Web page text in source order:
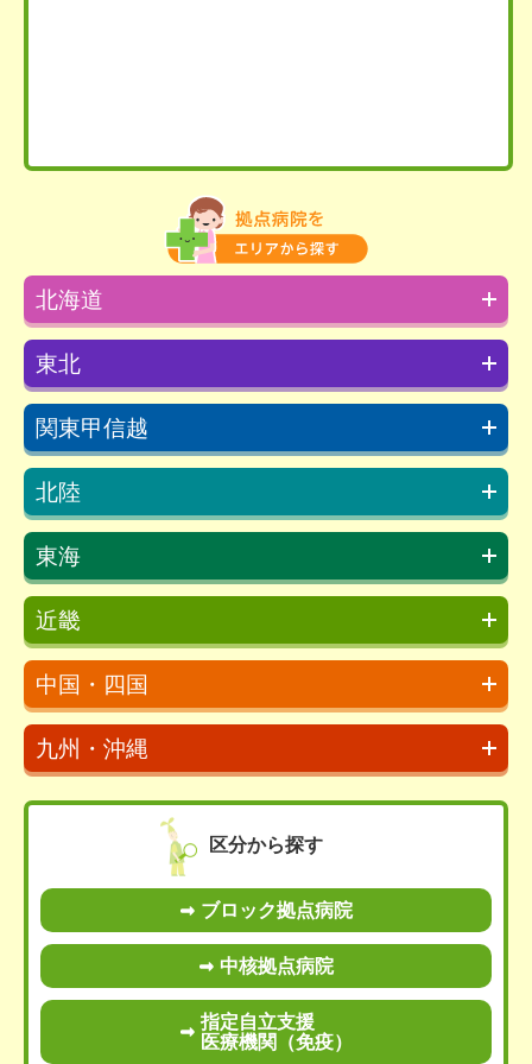
北海道
東北
関東甲信越
北陸
東海
近畿
中国・四国
九州・沖縄
区分から探す
ブロック拠点病院
中核拠点病院
指定自立支援
医療機関（免疫）